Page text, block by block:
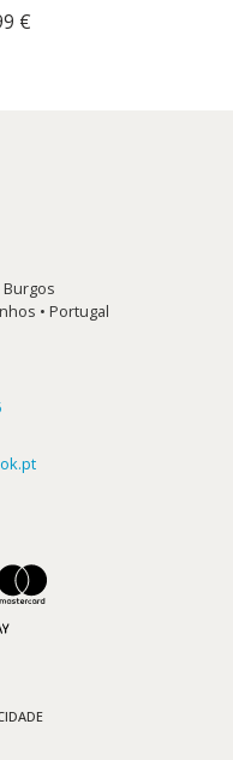
€
• Portugal